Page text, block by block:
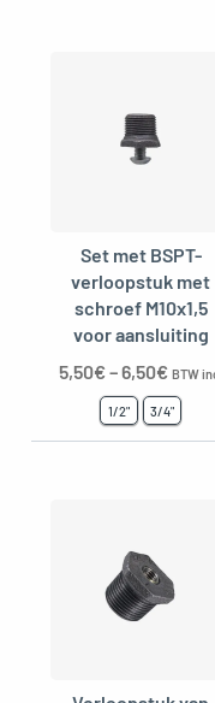
Set met BSPT-
verloopstuk met
schroef M10x1,5
voor aansluiting
5,50€–6,50€ BTW
1/2" 3/4"